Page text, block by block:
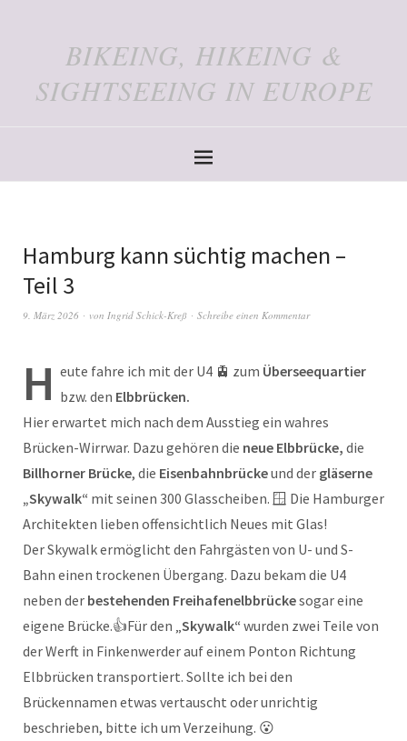
BIKEING, HIKEING &
SIGHTSEEING IN EUROPE
Hamburg kann süchtig machen –
Teil 3
9. März 2026 von Ingrid Schick-Kreß Schreibe einen Kommentar
H eute fahre ich mit der U4 🚊 zum Überseequartier
bzw. den Elbbrücken.
Hier erwartet mich nach dem Ausstieg ein wahres
Brücken-Wirrwar. Dazu gehören die neue Elbbrücke, die
Billhorner Brücke, die Eisenbahnbrückeund der gläserne
„Skywalk“ mit seinen 300 Glasscheiben. 🪟 Die Hamburger
Architekten lieben offensichtlich Neues mit Glas!
Der Skywalk ermöglicht den Fahrgästen von U- und S-
Bahn einen trockenen Übergang. Dazu bekam die U4
neben der bestehenden Freihafenelbbrückesogar eine
eigene Brücke.👍Für den „Skywalk“ wurden zwei Teile von
der Werft in Finkenwerder auf einem Ponton Richtung
Elbbrücken transportiert. Sollte ich bei den
Brückennamen etwas vertauscht oder unrichtig
beschrieben, bitte ich um Verzeihung. 😮